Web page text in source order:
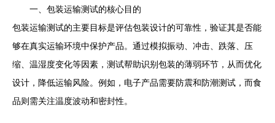
一、包装运输测试的核心目的
包装运输测试的主要目标是评估包装设计的可靠性，验证其是否能
够在真实运输环境中保护产品。通过模拟振动、冲击、跌落、压
缩、温湿度变化等因素，测试帮助识别包装的薄弱环节，从而优化
设计，降低运输风险。例如，电子产品需要防震和防潮测试，而食
品则需关注温度波动和密封性。